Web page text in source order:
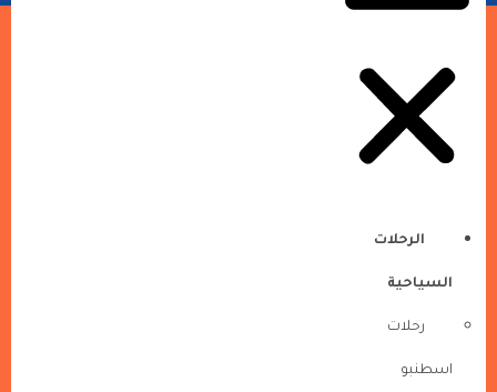
الرحلات
السياحية
رحلات
اسطنبو